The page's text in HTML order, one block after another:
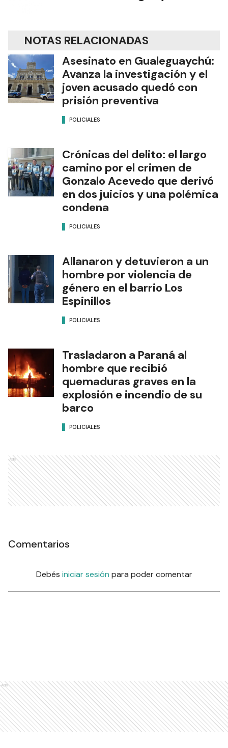
NOTAS RELACIONADAS
Asesinato en Gualeguaychú:
Avanza la investigación y el
joven acusado quedó con
prisión preventiva
POLICIALES
Crónicas del delito: el largo
camino por el crimen de
Gonzalo Acevedo que derivó
en dos juicios y una polémica
condena
POLICIALES
Allanaron y detuvieron a un
hombre por violencia de
género en el barrio Los
Espinillos
POLICIALES
Trasladaron a Paraná al
hombre que recibió
quemaduras graves en la
explosión e incendio de su
barco
POLICIALES
Ads
Comentarios
Debés iniciar sesión para poder comentar
Ads